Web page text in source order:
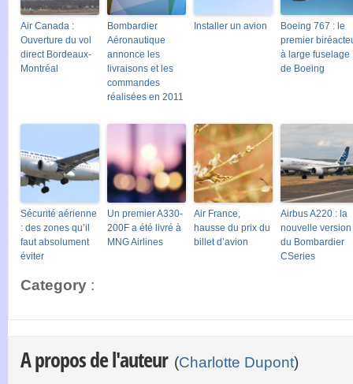
Air Canada :
Ouverture du vol
direct Bordeaux-
Montréal
Bombardier
Aéronautique
annonce les
livraisons et les
commandes
réalisées en 2011
Installer un avion
Boeing 767 : le
premier
à large fuselage
de Boeing
Sécurité aérienne
: des zones qu’il
faut absolument
éviter
Un premier A330-
200F a été livré à
MNG Airlines
Air France,
hausse du prix du
billet d’avion
Airbus A220 : la
nouvelle version
du Bombardier
CSeries
Category :
A propos de l'auteur (Charlotte Dupont)